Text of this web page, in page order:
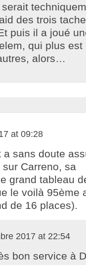
des trois
puis il a joué
qui plus est
alors…
at 09:28
a sans doute
Carreno, sa
grand tableau
le voilà 95ème
de 16 places).
2017 at 22:54
bon service à